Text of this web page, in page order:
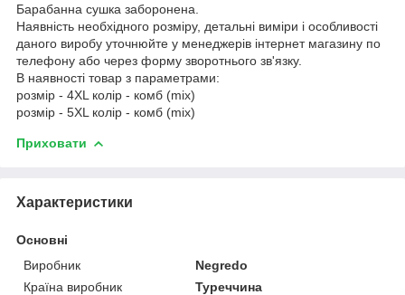
Барабанна сушка заборонена.
Наявність необхідного розміру, детальні виміри і особливості
даного виробу уточнюйте у менеджерів інтернет магазину по
телефону або через форму зворотнього зв'язку.
В наявності товар з параметрами:
розмір - 4XL колір - комб (mix)
розмір - 5XL колір - комб (mix)
Приховати
Характеристики
Основні
Виробник
Negredo
Країна виробник
Туреччина